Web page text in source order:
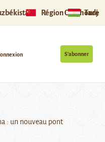
Région Ouïghoure
S’abonner
: un nouveau pont